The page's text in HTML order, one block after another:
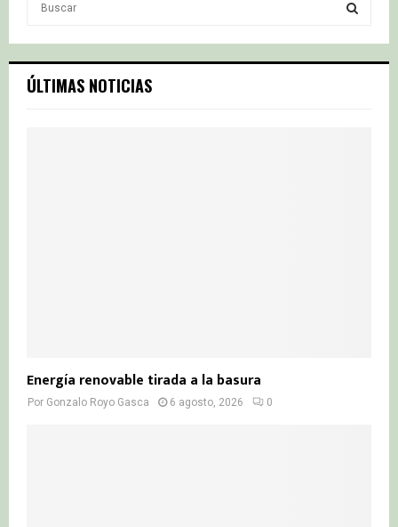
c
h
S
ÚLTIMAS NOTICIAS
Energía renovable tirada a la basura
Por Gonzalo Royo Gasca 6 agosto, 2026 0